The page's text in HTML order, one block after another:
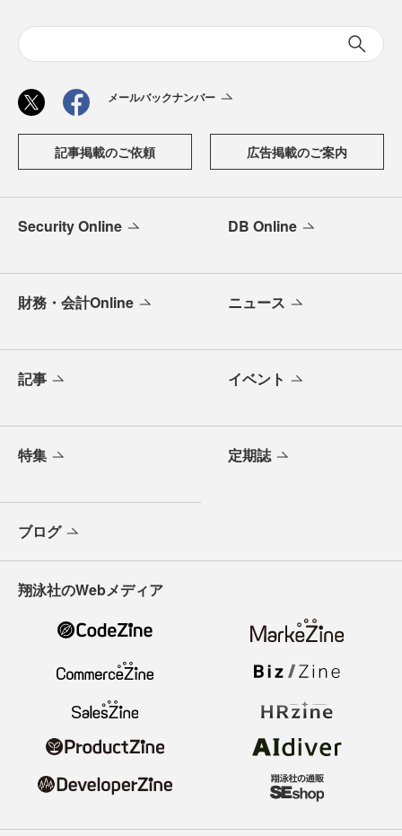
メールバックナンバー
記事掲載のご依頼 広告掲載のご案内
Security Online DB Online
財務・会計Online ニュース
記事 イベント
特集 定期誌
ブログ
翔泳社のWebメディア